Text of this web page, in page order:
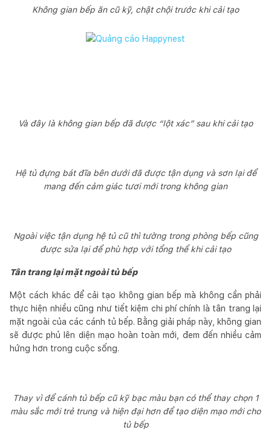
Không gian bếp ăn cũ kỹ, chật chội trước khi cải tạo
Và đây là không gian bếp đã được “lột xác” sau khi cải tạo
Hệ tủ đựng bát đĩa bên dưới đã được tận dụng và sơn lại để
mang đến cảm giác tươi mới trong không gian
Ngoài việc tận dụng hệ tủ cũ thì tường trong phòng bếp cũng
được sửa lại để phù hợp với tổng thể khi cải tạo
Tân trang lại mặt ngoài tủ bếp
Một cách khác để cải tạo không gian bếp mà không cần phải
thực hiện nhiều cũng như tiết kiệm chi phí chính là tân trang lại
mặt ngoài của các cánh tủ bếp. Bằng giải pháp này, không gian
sẽ được phủ lên diện mạo hoàn toàn mới, đem đến nhiều cảm
hứng hơn trong cuộc sống.
Thay vì để cánh tủ bếp cũ kỹ bạc màu bạn có thể thay chọn 1
màu sắc mới trẻ trung và hiện đại hơn để tạo diện mạo mới cho
tủ bếp